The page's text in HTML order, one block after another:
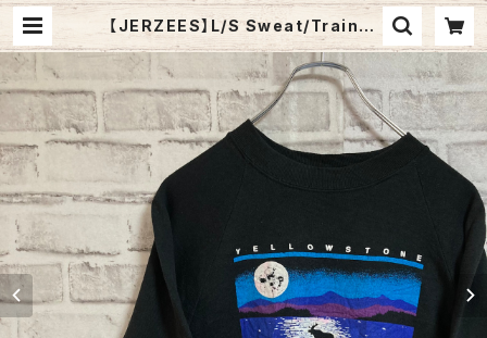
【JERZEES】L/S Sweat/Trainer
L 90s Made in USA “YELLOW
STONE” スーベニア スウェット トレ
ーナー イエローストーン 国立公園 ム
ース フルムーン 鹿 満月 USA製 アメ
リカ USA 古着 | Fuzzy Fuzzy